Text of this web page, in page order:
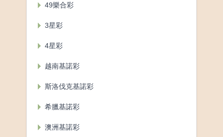
49樂合彩
3星彩
4星彩
越南基諾彩
斯洛伐克基諾彩
希臘基諾彩
澳洲基諾彩